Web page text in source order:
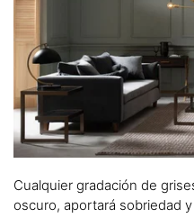
Cualquier gradación de
oscuro, aportará sobriedad